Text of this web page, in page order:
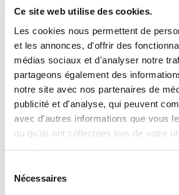
Ce site web utilise des cookies.
Les cookies nous permettent de
et les annonces, d'offrir des
médias sociaux et d'analyser notre
partageons également des
notre site avec nos partenaires de
publicité et d'analyse, qui peuvent
avec d'autres informations que vous
ou qu'ils ont collectées lors de votre
services.
Nécessaires
Méthode de contrôle
CAPACITÉS
2-5 tonnes
EXIGENCES
208-230 V
ESTHÉTIQUE
Peinture en poudre durable